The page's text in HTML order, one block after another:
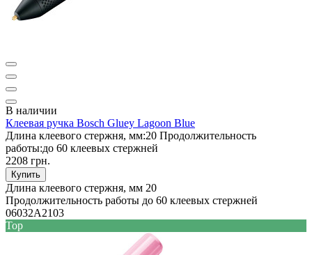
В наличии
Клеевая ручка Bosch Gluey Lagoon Blue
Длина клеевого стержня, мм:20 Продолжительность
работы:до 60 клеевых стержней
2208 грн.
Купить
Длина клеевого стержня, мм 20
Продолжительность работы до 60 клеевых стержней
06032A2103
Top